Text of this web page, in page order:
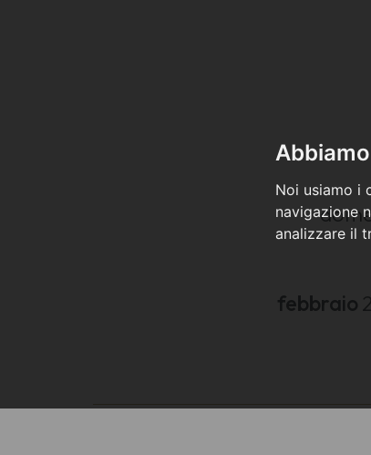
Noi usiamo i
navigazione
analizzare il
febbraio